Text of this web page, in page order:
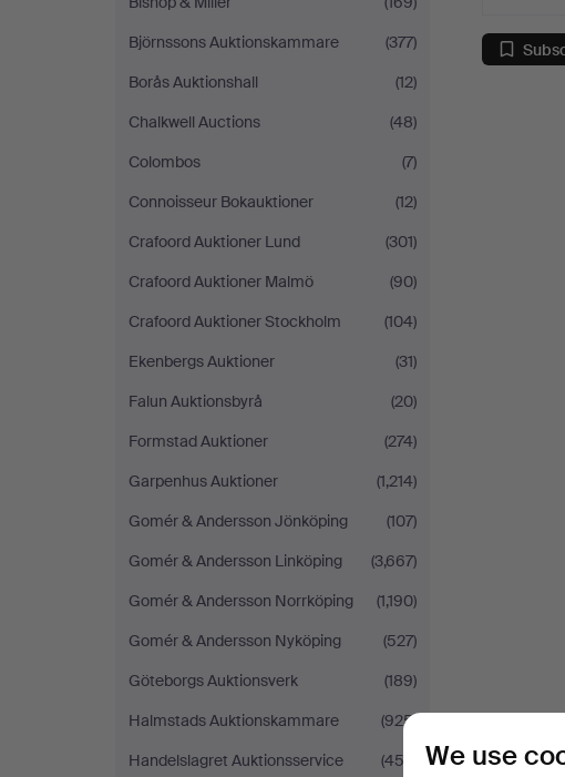
Björnssons Auktionskammare
(377)
Borås Auktionshall
(12)
Chalkwell Auctions
(48)
Colombos
(7)
Connoisseur Bokauktioner
(12)
Crafoord Auktioner Lund
(301)
Crafoord Auktioner Malmö
(90)
Crafoord Auktioner Stockholm
(104)
Ekenbergs Auktioner
(31)
Falun Auktionsbyrå
(20)
Formstad Auktioner
(274)
Garpenhus Auktioner
(1,214)
Gomér & Andersson Jönköping
(107)
Gomér & Andersson Linköping
(3,667)
Gomér & Andersson Norrköping
(1,190)
Gomér & Andersson Nyköping
(527)
Göteborgs Auktionsverk
(189)
Halmstads Auktionskammare
(925)
Handelslagret Auktionsservice
(453)
We use